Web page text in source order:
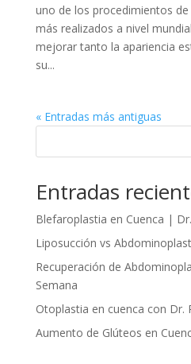
uno de los procedimientos
más realizados a nivel
mejorar tanto la apariencia
su...
« Entradas más antiguas
Entradas
Blefaroplastia en Cuenca |
Liposucción vs
Recuperación de
Semana
Otoplastia en cuenca con Dr.
Aumento de Glúteos en